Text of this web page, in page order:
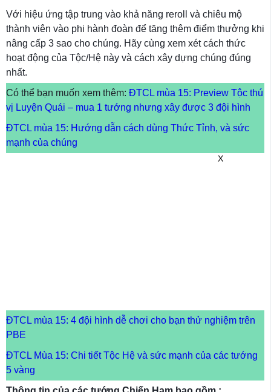
Với hiệu ứng tập trung vào khả năng reroll và chiêu mộ
thành viên vào phi hành đoàn để tăng thêm điểm thưởng khi
nâng cấp 3 sao cho chúng. Hãy cùng xem xét cách thức
hoạt động của Tộc/Hệ này và cách xây dựng chúng đúng
nhất.
Có thể bạn muốn xem thêm: ĐTCL mùa 15: Preview Tộc thú
vị Luyện Quái – mua 1 tướng nhưng xây được 3 đội hình
ĐTCL mùa 15: Hướng dẫn cách dùng Thức Tỉnh, và sức
mạnh của chúng
X
ĐTCL mùa 15: 4 đội hình dễ chơi cho bạn thử nghiệm trên
PBE
ĐTCL Mùa 15: Chi tiết Tộc Hệ và sức mạnh của các tướng
5 vàng